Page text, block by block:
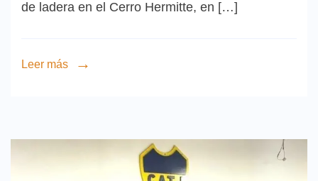
de ladera en el Cerro Hermitte, en […]
Leer más